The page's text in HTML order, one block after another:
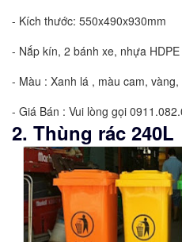
- Kích thước: 550x490x930mm
- Nắp kín, 2 bánh xe, nhựa HDPE
- Màu : Xanh lá , màu cam, vàng,
- Giá Bán : Vui lòng gọi
2. Thùng rác 240L